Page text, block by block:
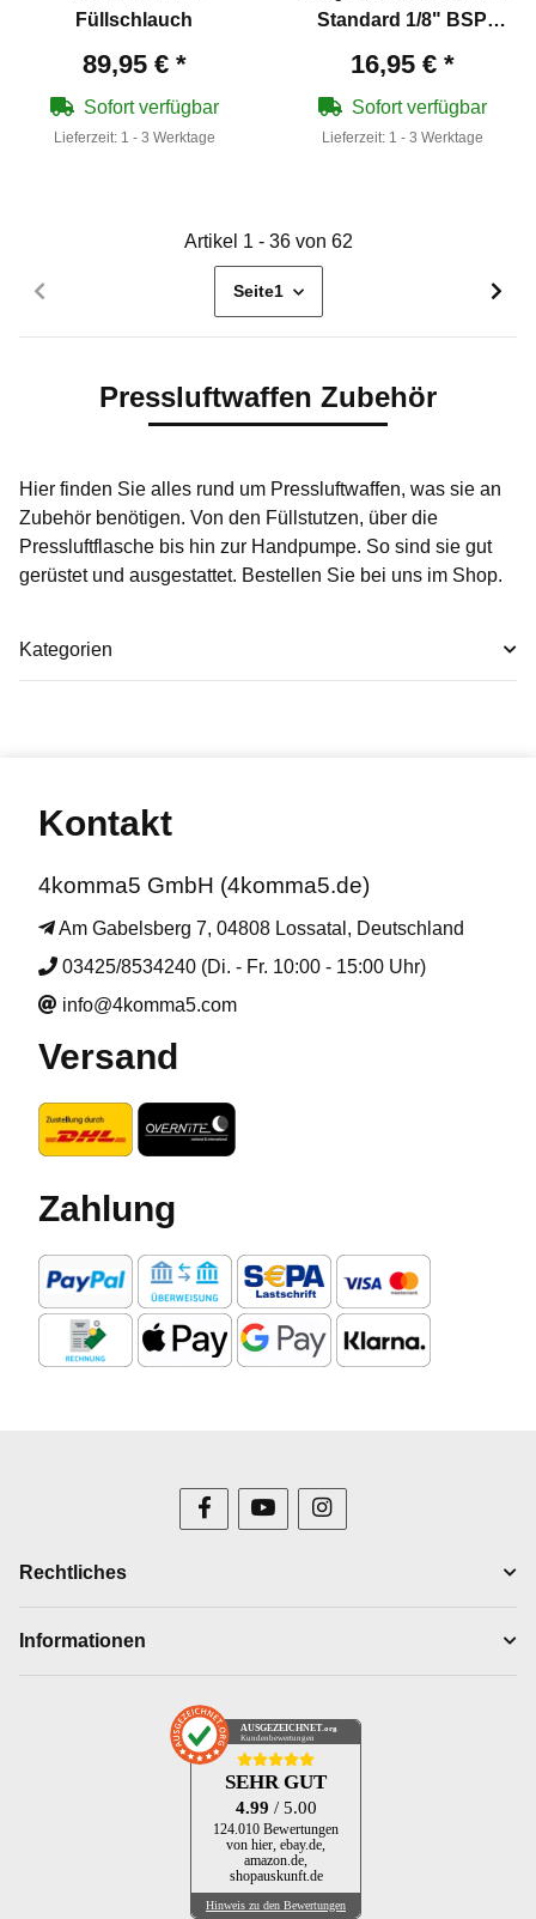
Füllschlauch
89,95 € *
Sofort verfügbar
Lieferzeit: 1 - 3 Werktage
Standard 1/8" BSP
16,95 € *
Sofort verfügbar
Lieferzeit: 1 - 3 Werktage
Artikel 1 - 36 von 62
Seite1
Pressluftwaffen Zubehör
Hier finden Sie alles rund um Pressluftwaffen, was sie an
Zubehör benötigen. Von den Füllstutzen, über die
Pressluftflasche bis hin zur Handpumpe. So sind sie gut
gerüstet und ausgestattet. Bestellen Sie bei uns im Shop.
Kategorien
Kontakt
4komma5 GmbH (4komma5.de)
Am Gabelsberg 7, 04808 Lossatal, Deutschland
03425/8534240 (Di. - Fr. 10:00 - 15:00 Uhr)
info@4komma5.com
Versand
Zahlung
Rechtliches
Informationen
AUSGEZEICHNET .org
Kundenbewertungen
SEHR GUT
4.99 / 5.00
124.010 Bewertungen
von hier, ebay.de,
amazon.de,
shopauskunft.de
Hinweis zu den Bewertungen